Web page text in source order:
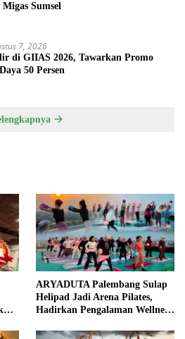
Sumsel
7, 2026
di GIIAS 2026, Tawarkan Promo
50 Persen
ARYADUTA Palembang Sulap
Helipad Jadi Arena Pilates,
Hadirkan Pengalaman Wellness